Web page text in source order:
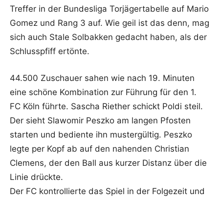
Treffer in der Bundesliga Torjägertabelle auf Mario
Gomez und Rang 3 auf. Wie geil ist das denn, mag
sich auch Stale Solbakken gedacht haben, als der
Schlusspfiff ertönte.
44.500 Zuschauer sahen wie nach 19. Minuten
eine schöne Kombination zur Führung für den 1.
FC Köln führte. Sascha Riether schickt Poldi steil.
Der sieht Slawomir Peszko am langen Pfosten
starten und bediente ihn mustergültig. Peszko
legte per Kopf ab auf den nahenden Christian
Clemens, der den Ball aus kurzer Distanz über die
Linie drückte.
Der FC kontrollierte das Spiel in der Folgezeit und